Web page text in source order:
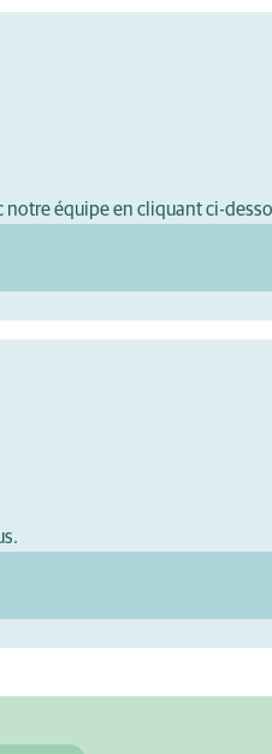
notre équipe en cliquant ci-